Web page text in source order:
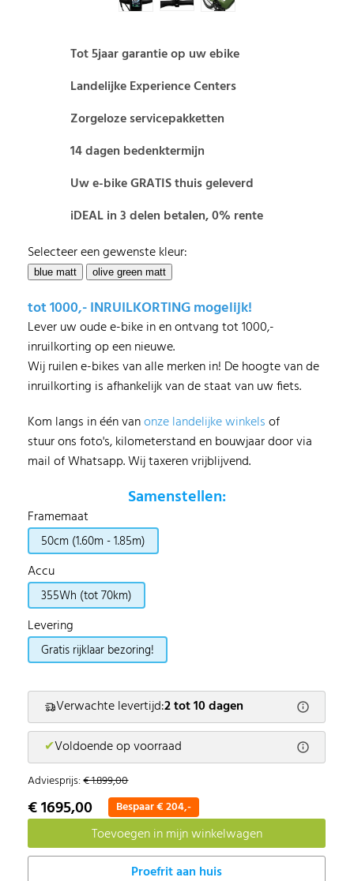
Tot 5jaar garantie op uw ebike
Landelijke Experience Centers
Zorgeloze servicepakketten
14 dagen bedenktermijn
Uw e-bike GRATIS thuis geleverd
iDEAL in 3 delen betalen, 0% rente
Selecteer een gewenste kleur:
tot 1000,- INRUILKORTING mogelijk!
Lever uw oude e-bike in en ontvang tot 1000,-
inruilkorting op een nieuwe.
Wij ruilen e-bikes van alle merken in! De hoogte van de
inruilkorting is afhankelijk van de staat van uw fiets.
Kom langs in één vanonze landelijke winkelsof
stuur ons foto's, kilometerstand en bouwjaar door via
mail of Whatsapp. Wij taxeren vrijblijvend.
Samenstellen:
Framemaat
50cm (1.60m - 1.85m)
Accu
355Wh (tot 70km)
Levering
Gratis rijklaar bezoring!
Verwachte levertijd:2 tot 10 dagen
✔Voldoende op voorraad
Adviesprijs:€ 1.899,00
€ 1695,00 Bespaar € 204,-